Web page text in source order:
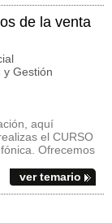
de la venta
y Gestión
aquí
el CURSO
Ofrecemos
ver temario